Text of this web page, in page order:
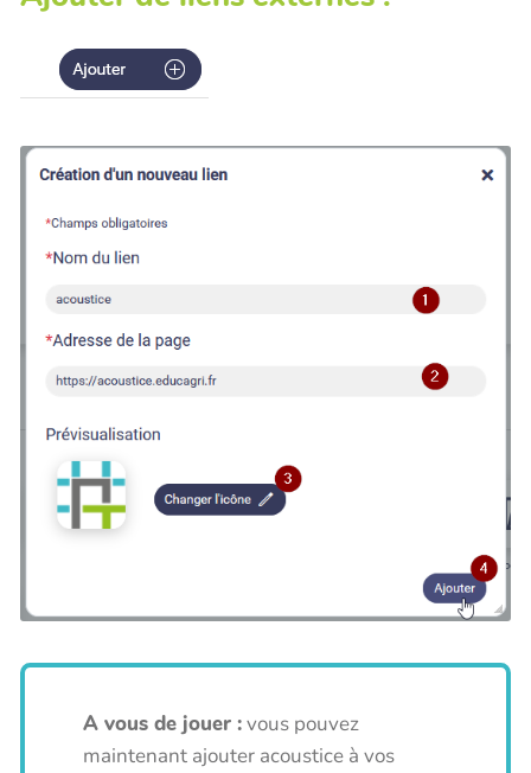
A vous de jouer :vous pouvez
maintenant ajouter acoustice à vos